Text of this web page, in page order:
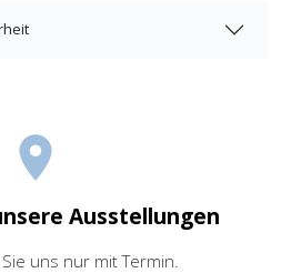
Ausstellungen
uns nur mit Termin.